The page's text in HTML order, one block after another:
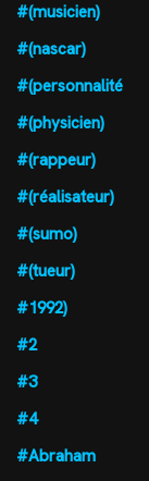
#(musicien)
#(nascar)
#(personnalité
#(physicien)
#(rappeur)
#(réalisateur)
#(sumo)
#(tueur)
#1992)
#2
#3
#4
#Abraham